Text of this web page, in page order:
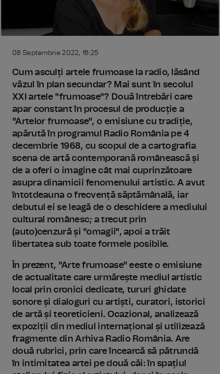
08 Septembrie 2022, 16:25
Cum asculți artele frumoase la radio, lăsând
văzul în plan secundar? Mai sunt în secolul
XXI artele "frumoase"? Două întrebări care
apar constant în procesul de producție a
"Artelor frumoase", o emisiune cu tradiție,
apărută în programul Radio România pe 4
decembrie 1968, cu scopul de a cartografia
scena de artă contemporană românească și
de a oferi o imagine cât mai cuprinzătoare
asupra dinamicii fenomenului artistic. A avut
întotdeauna o frecvență săptămânală, iar
debutul ei se leagă de o deschidere a mediului
cultural românesc; a trecut prin
(auto)cenzură și "omagii", apoi a trăit
libertatea sub toate formele posibile.
În prezent, "Arte frumoase" eeste o emisiune
de actualitate care urmărește mediul artistic
local prin cronici dedicate, tururi ghidate
sonore și dialoguri cu artiști, curatori, istorici
de artă și teoreticieni. Ocazional, analizează
expoziții din mediul internațional și utilizează
fragmente din Arhiva Radio România. Are
două rubrici, prin care încearcă să pătrundă
în intimitatea artei pe două căi: în spațiul